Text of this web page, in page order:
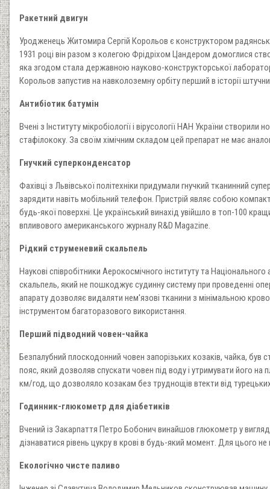
Ракетний двигун
Уродженець Житомира Сергій Корольов є конструктором
1931 році він разом з колегою Фрідріхом Цандером домоглися
яка згодом стала державною науково-конструкторської
Корольов запустив на навколоземну орбіту перший в історії
Антибіотик батумін
Вчені з Інституту мікробіології і вірусології НАН України
стафілококу. За своїм хімічним складом цей препарат не має
Гнучкий суперконденсатор
Фахівці з Львівської політехніки придумали гнучкий тканинний
зарядити навіть мобільний телефон. Пристрій являє собою
будь-якої поверхні. Це український винахід увійшло в топ-100
впливового американського журналу R&D Magazine.
Рідкий струменевий скальпель
Наукові співробітники Аерокосмічного інституту та
скальпель, який не пошкоджує судинну систему при проведенні
апарату дозволяє видаляти нем'язові тканини з мінімальною
інструментом багаторазового використання.
Перший підводний човен-чайка
Безпалубний плоскодонний човен запорізьких козаків, чайка, був
пояс, який дозволяв спускати човен під воду і утримувати його
км/год, що дозволяло козакам без труднощів втекти від
Годинник-глюкометр для діабетиків
Вчений із Закарпаття Петро Бобонич винайшов глюкометр у
дізнаватися рівень цукру в крові в будь-який момент. Для цього
Екологічно чисте паливо